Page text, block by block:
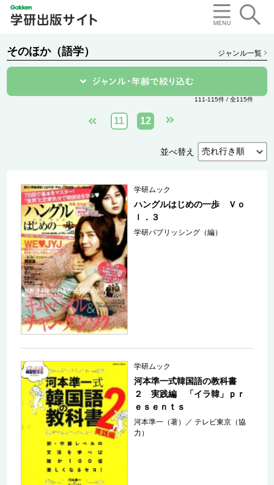
そのほか（語学） ジャンル一覧
111-115件 / 全115件
11 12
並べ替え
学研ムック
ハングルはじめの一歩 Ｖｏ
ｌ．３
学研パブリッシング（編）
学研ムック
河本準一式韓国語の教科書
２ 実践編 「イラ韓」ｐｒ
ｅｓｅｎｔｓ
河本準一（著） ／テレビ東京（協
力）